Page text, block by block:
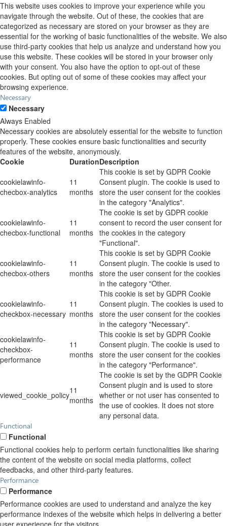
This website uses cookies to improve your experience while you
navigate through the website. Out of these, the cookies that are
categorized as necessary are stored on your browser as they are
essential for the working of basic functionalities of the website. We also
use third-party cookies that help us analyze and understand how you
use this website. These cookies will be stored in your browser only
with your consent. You also have the option to opt-out of these
cookies. But opting out of some of these cookies may affect your
browsing experience.
Necessary
Necessary
Always Enabled
Necessary cookies are absolutely essential for the website to function
properly. These cookies ensure basic functionalities and security
features of the website, anonymously.
Cookie
DurationDescription
cookielawinfo-
checbox-analytics
11
months
This cookie is set by GDPR Cookie
Consent plugin. The cookie is used to
store the user consent for the cookies
in the category "Analytics".
cookielawinfo-
checbox-functional
11
months
The cookie is set by GDPR cookie
consent to record the user consent for
the cookies in the category
"Functional".
cookielawinfo-
checbox-others
11
months
This cookie is set by GDPR Cookie
Consent plugin. The cookie is used to
store the user consent for the cookies
in the category "Other.
cookielawinfo-
checkbox-necessary
11
months
This cookie is set by GDPR Cookie
Consent plugin. The cookies is used to
store the user consent for the cookies
in the category "Necessary".
cookielawinfo-
checkbox-
performance
11
months
This cookie is set by GDPR Cookie
Consent plugin. The cookie is used to
store the user consent for the cookies
in the category "Performance".
viewed_cookie_policy11
months
The cookie is set by the GDPR Cookie
Consent plugin and is used to store
whether or not user has consented to
the use of cookies. It does not store
any personal data.
Functional
Functional
Functional cookies help to perform certain functionalities like sharing
the content of the website on social media platforms, collect
feedbacks, and other third-party features.
Performance
Performance
Performance cookies are used to understand and analyze the key
performance indexes of the website which helps in delivering a better